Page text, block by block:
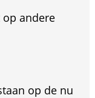
andere
op de nu